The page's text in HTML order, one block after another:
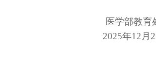
医学部教育
2025年12月